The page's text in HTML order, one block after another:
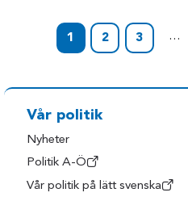
1 2 3 …
Vår politik
Nyheter
Politik A-Ö
Vår politik på lätt svenska